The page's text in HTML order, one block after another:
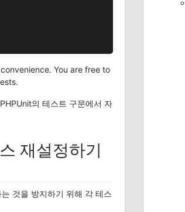
You are free to
의 테스트 구문에서 자
재설정하기
것을 방지하기 위해 각 테스